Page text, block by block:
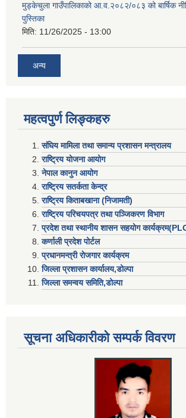
मुड्केचुला गाउँपालिकाको आ.व.२०८२/०८३ को बार्षिक
पुस्तिका
मिति: 11/26/2025 - 13:00
अन्य
महत्वपुर्ण लिङ्कहरु
संघिय मामिला तथा समान्य प्रशासन मन्त्रालय
राष्ट्रिय योजना आयोग
नेपाल कानुन आयोग
राष्ट्रिय सतर्कता केन्द्र
राष्ट्रिय किताबखाना (निजामती)
राष्ट्रिय परिचयपत्र तथा पञ्जिकरण विभाग
प्रदेश तथा स्थानीय शासन सहयाेग
कर्णाली प्रदेश पोर्टल
प्रधानमन्त्री राेजगार कार्यक्रम
जिल्ला प्रशासन कार्यालय,डोल्पा
जिल्ला समन्वय समिति,डोल्प
सूचना अधिकारीकाे सम्पर्क विवरण